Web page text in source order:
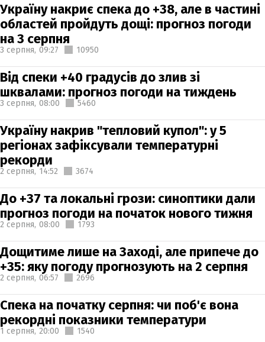
Україну накриє спека до +38, але в частині
областей пройдуть дощі: прогноз погоди
на 3 серпня
3 серпня, 09:27 10950
Від спеки +40 градусів до злив зі
шквалами: прогноз погоди на тиждень
3 серпня, 08:00 5460
Україну накрив "тепловий купол": у 5
регіонах зафіксували температурні
рекорди
2 серпня, 14:52 3674
До +37 та локальні грози: синоптики дали
прогноз погоди на початок нового тижня
2 серпня, 08:00 1793
Дощитиме лише на Заході, але припече до
+35: яку погоду прогнозують на 2 серпня
2 серпня, 06:57 2696
Спека на початку серпня: чи поб'є вона
рекордні показники температури
1 серпня, 20:00 1540